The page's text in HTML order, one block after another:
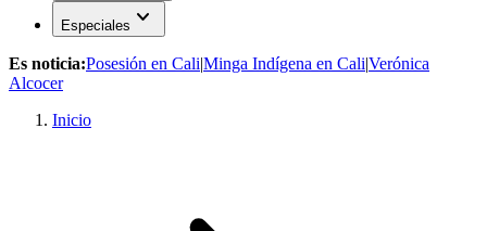
Especiales expand_more
Es noticia:Posesión en Cali|Minga Indígena en Cali|Verónica
Alcocer
Inicio